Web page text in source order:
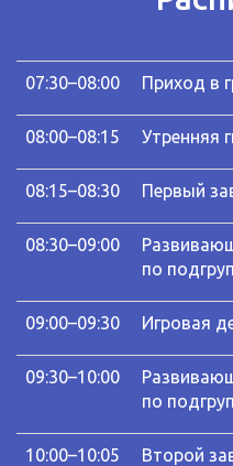
07:30–08:00 Приход в
08:00–08:15 Утренняя
08:15–08:30 Первый
08:30–09:00
по
09:00–09:30 Игровая
09:30–10:00
по
10:00–10:05 Второй